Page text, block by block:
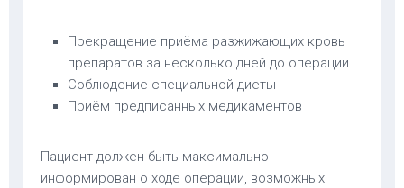
Прекращение приёма разжижающих кровь
препаратов за несколько дней до операции
Соблюдение специальной диеты
Приём предписанных медикаментов
Пациент должен быть максимально
информирован о ходе операции, возможных